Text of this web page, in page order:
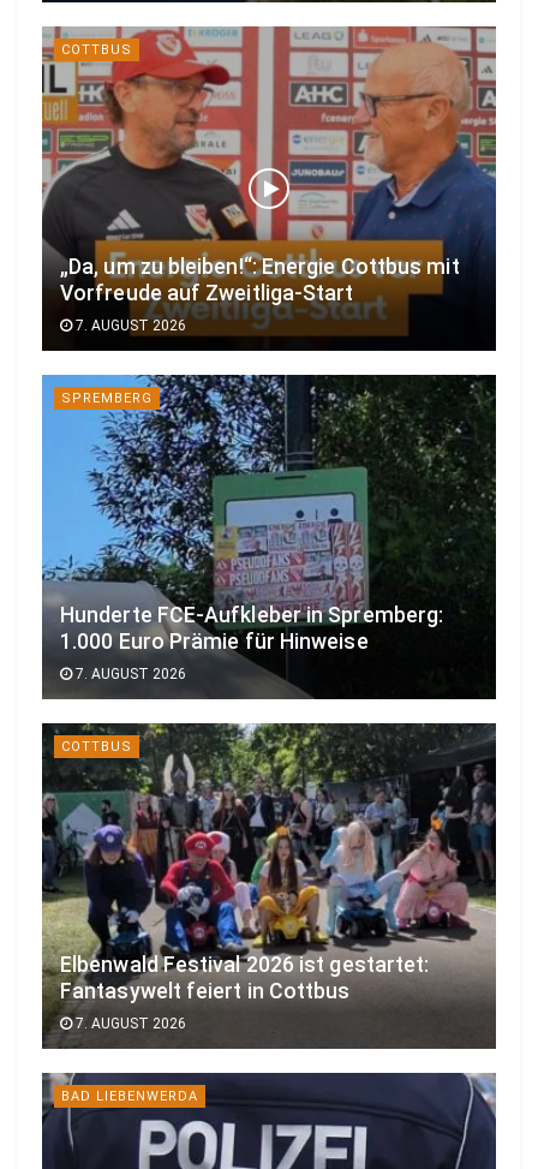
COTTBUS
„Da, um zu bleiben!“: Energie Cottbus mit
Vorfreude auf Zweitliga-Start
7. AUGUST 2026
SPREMBERG
Hunderte FCE-Aufkleber in Spremberg:
1.000 Euro Prämie für Hinweise
7. AUGUST 2026
COTTBUS
Elbenwald Festival 2026 ist gestartet:
Fantasywelt feiert in Cottbus
7. AUGUST 2026
BAD LIEBENWERDA